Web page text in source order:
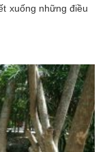
xuống những điều